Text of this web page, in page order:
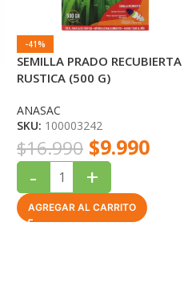
-41%
SEMILLA PRADO RECUBIERTA
RUSTICA (500 G)
ANASAC
SKU: 100003242
$16.990 $9.990
- +
AGREGAR AL CARRITO